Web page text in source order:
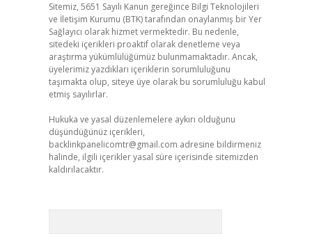
Sitemiz, 5651 Sayılı Kanun gereğince Bilgi Teknolojileri
ve İletişim Kurumu (BTK) tarafından onaylanmış bir Yer
Sağlayıcı olarak hizmet vermektedir. Bu nedenle,
sitedeki içerikleri proaktif olarak denetleme veya
araştırma yükümlülüğümüz bulunmamaktadır. Ancak,
üyelerimiz yazdıkları içeriklerin sorumluluğunu
taşımakta olup, siteye üye olarak bu sorumluluğu kabul
etmiş sayılırlar.
Hukuka ve yasal düzenlemelere aykırı olduğunu
düşündüğünüz içerikleri,
backlinkpanelicomtr@gmail.com adresine bildirmeniz
halinde, ilgili içerikler yasal süre içerisinde sitemizden
kaldırılacaktır.